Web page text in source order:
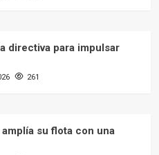
directiva para impulsar
261
su flota con una